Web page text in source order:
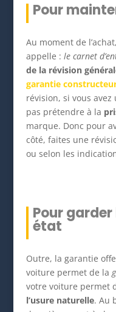
Pour
Au moment de
appelle : le carnet
de la révision
garantie
révision, si vous
pas prétendre à la
marque. Donc pour
côté, faites une
ou selon les
Pour
état
Outre, la garantie
voiture permet de la
votre voiture permet
l’usure naturelle. Au